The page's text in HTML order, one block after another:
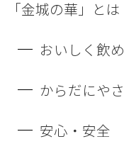
「金城の華」とは
おいしく飲
からだにや
安心・安全